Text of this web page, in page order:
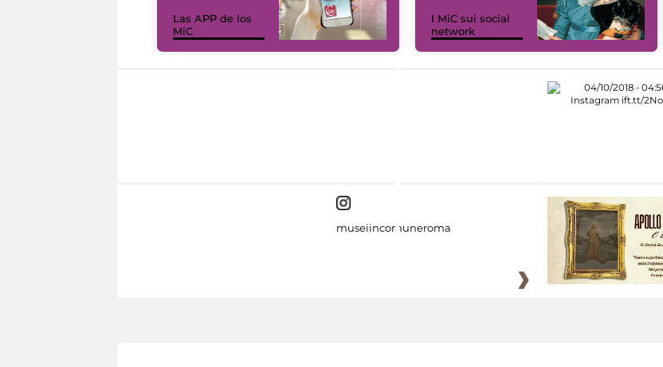
Las APP de los
MiC
I MiC sui social
network
museiincomuneroma